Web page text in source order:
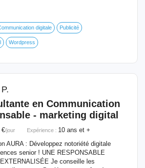
digitale Publicité
Wordpress
en Communication
- marketing digital
/jour Expérience : 10 ans et +
AURA : Développez notoriété digitale
senior ! UNE RESPONSABLE
Je conseille les